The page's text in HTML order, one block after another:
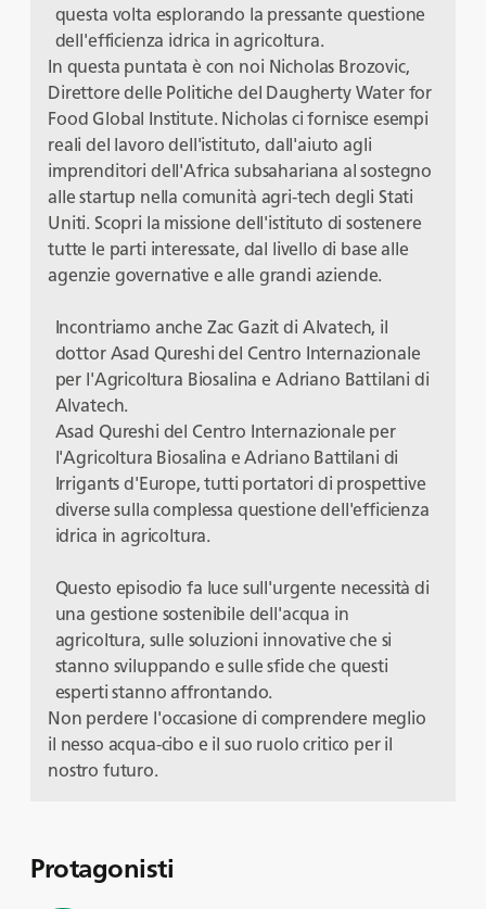
questa volta esplorando la pressante questione
dell'efficienza idrica in agricoltura.
In questa puntata è con noi Nicholas Brozovic,
Direttore delle Politiche del Daugherty Water for
Food Global Institute. Nicholas ci fornisce esempi
reali del lavoro dell'istituto, dall'aiuto agli
imprenditori dell'Africa subsahariana al sostegno
alle startup nella comunità agri-tech degli Stati
Uniti. Scopri la missione dell'istituto di sostenere
tutte le parti interessate, dal livello di base alle
agenzie governative e alle grandi aziende.
Incontriamo anche Zac Gazit di Alvatech, il
dottor Asad Qureshi del Centro Internazionale
per l'Agricoltura Biosalina e Adriano Battilani di
Alvatech.
Asad Qureshi del Centro Internazionale per
l'Agricoltura Biosalina e Adriano Battilani di
Irrigants d'Europe, tutti portatori di prospettive
diverse sulla complessa questione dell'efficienza
idrica in agricoltura.
Questo episodio fa luce sull'urgente necessità di
una gestione sostenibile dell'acqua in
agricoltura, sulle soluzioni innovative che si
stanno sviluppando e sulle sfide che questi
esperti stanno affrontando.
Non perdere l'occasione di comprendere meglio
il nesso acqua-cibo e il suo ruolo critico per il
nostro futuro.
Protagonisti